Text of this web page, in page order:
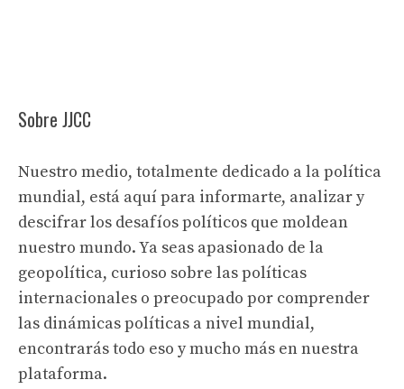
Sobre JJCC
Nuestro medio, totalmente dedicado a la política
mundial, está aquí para informarte, analizar y
descifrar los desafíos políticos que moldean
nuestro mundo. Ya seas apasionado de la
geopolítica, curioso sobre las políticas
internacionales o preocupado por comprender
las dinámicas políticas a nivel mundial,
encontrarás todo eso y mucho más en nuestra
plataforma.